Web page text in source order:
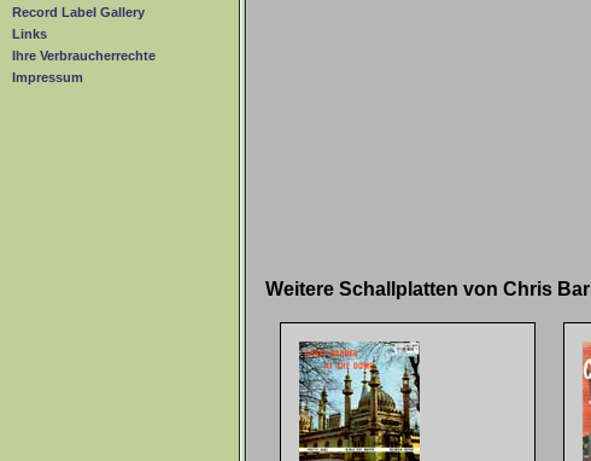
Record Label Gallery
Links
Ihre Verbraucherrechte
Impressum
Weitere Schallplatten von Chris